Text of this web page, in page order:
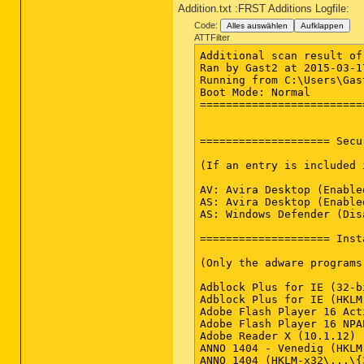
Addition.txt :FRST Additions Logfile:
Code: Alles auswählen Aufklappen
ATTFilter
Additional scan result of Farbar Recovery Scan Tool (x64) Version: 11-03-2015
Ran by Gast2 at 2015-03-17 17:52:33
Running from C:\Users\Gast2\Downloads
Boot Mode: Normal
==========================================================


==================== Security Center ========================

(If an entry is included in the fixlist, it will be removed.)

AV: Avira Desktop (Enabled - Up to date) {4D041356-F94D-285F-8768-AAE50FA36859}
AS: Avira Desktop (Enabled - Up to date) {F665F2B2-DF77-27D1-BDD8-9197742422E4}
AS: Windows Defender (Disabled - Up to date) {D68DDC3A-831F-4fae-9E44-DA132C1ACF46}

==================== Installed Programs ======================

(Only the adware programs with "hidden" flag could be added to the fixlist to unhide them. The adware programs should be uninstalled manually.)

Adblock Plus for IE (32-bit and 64-bit) (HKLM\...\{C23EE7CE-C1A3-4F94-A8F0-9E0AC9C6DE6E}) (Version: 1.1 - Eyeo GmbH)
Adblock Plus for IE (HKLM-x32\...\{fd97d1e2-368a-4cd9-af63-8eeff938044a}) (Version: 1.1 - )
Adobe Flash Player 16 ActiveX (HKLM-x32\...\Adobe Flash Player ActiveX) (Version: 16.0.0.305 - Adobe Systems Incorporated)
Adobe Flash Player 16 NPAPI (HKLM-x32\...\Adobe Flash Player NPAPI) (Version: 16.0.0.305 - Adobe Systems Incorporated)
Adobe Reader X (10.1.12) - Deutsch (HKLM-x32\...\{AC76BA86-7AD7-1031-7B44-AA1000000001}) (Version: 10.1.12 - Adobe Systems Incorporated)
ANNO 1404 - Venedig (HKLM-x32\...\{A07B2C21-863B-47AB-AE7E-20BB00BD7D33}) (Version: 2.0.5008.0 - Ubisoft)
ANNO 1404 (HKLM-x32\...\{3D9CF3CA-3AB0-4A82-9853-D7C43FD1D775}) (Version: 1.02.0000 - Ubisoft)
Anno 1404 (x32 Version: 1.00.0000 - Ubisoft) Hidden
ANNO 2070 (HKLM-x32\...\{B48E264C-C8CD-4617-B0BE-46E977BAD694}) (Version: 1.0.0.0 - Ubisoft)
appbarioDE 1 Toolbar for IE (HKLM-x32\...\IECT3312329) (Version: 6.17.0.33 - appbarioDE 1)
Ask Toolbar (HKLM-x32\...\{86D4B82A-ABED-442A-BE86-96357B70F4FE}) (Version: 1.15.26.0 - Ask.com) <==== ATTENTION
Avira (HKLM-x32\...\{bd538030-07d4-4999-a525-7fafa2483f56}) (Version: 1.1.30.21727 - Avira Operations & Co. KG)
Avira (x32 Version: 1.1.30.21727 - Avira Operations & Co. KG) Hidden
Avira Free Antivirus (HKLM-x32\...\Avira AntiVir Desktop) (Version: 15.0.8.650 - Avira)
Avira SearchFree Toolbar plus Web Protection Updater (HKU\S-1-5-21-2892488532-544092096-2759894229-1001\...\{79A765E1-C399-405B-85AF-466F52E918B0}) (Version: 1.2.4.37949 - Ask.com) <==== ATTENTION
CCleaner (HKLM\...\CCleaner) (Version: 3.18 - Piriform)
Cisco Systems VPN Client 5.0.07.0440 (HKLM\...\{5FDC06BF-3D3D-4367-8FFB-4FAFCB61972D}) (Version: 5.0.7 - Cisco Systems, Inc.)
concept/design onlineTV 8 (HKLM-x32\...\{D2AC7034-15AC-4F62-85BD-1E48021E45D6}_is1) (Version: 8.2.0.1 - concept/design GmbH)
Dropbox (HKU\S-1-5-21-2892488532-544092096-2759894229-1001\...\Dropbox) (Version: 3.2.9 - Dropbox, Inc.)
Free FLV Converter V 7.4.0 (HKLM-x32\...\Free FLV Converter_is1) (Version: 7.4.0.0 - Koyote Soft)
GameSpy Arcade (HKLM-x32\...\GameSpy Arcade) (Version:  - )
GIMP 2.8.0 (HKLM\...\GIMP-2_is1) (Version: 2.8.0 - The GIMP Team)
Java 8 Update 31 (HKLM-x32\...\{26A24AE4-039D-4CA4-87B4-2F83218031F0}) (Version: 8.0.310 -